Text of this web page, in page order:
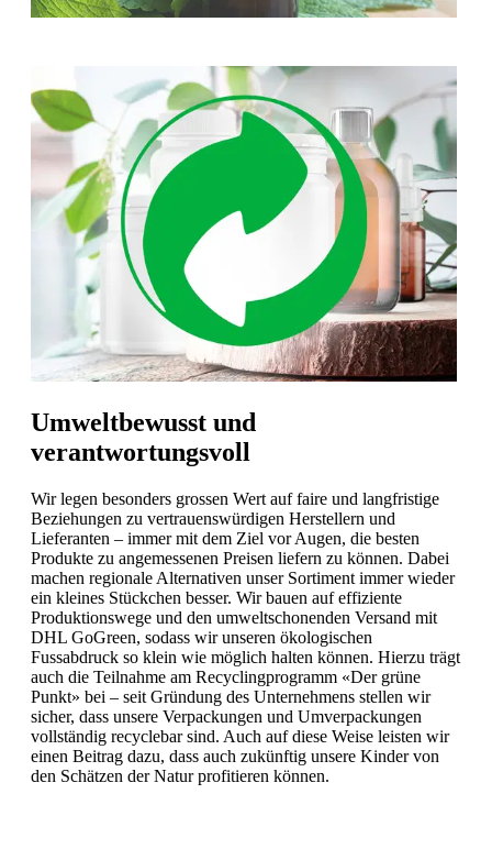
Umweltbewusst und
verantwortungsvoll
Wir legen besonders grossen Wert auf faire und langfristige
Beziehungen zu vertrauenswürdigen Herstellern und
Lieferanten – immer mit dem Ziel vor Augen, die besten
Produkte zu angemessenen Preisen liefern zu können. Dabei
machen regionale Alternativen unser Sortiment immer wieder
ein kleines Stückchen besser. Wir bauen auf effiziente
Produktionswege und den umweltschonenden Versand mit
DHL GoGreen, sodass wir unseren ökologischen
Fussabdruck so klein wie möglich halten können. Hierzu trägt
auch die Teilnahme am Recyclingprogramm «Der grüne
Punkt» bei – seit Gründung des Unternehmens stellen wir
sicher, dass unsere Verpackungen und Umverpackungen
vollständig recyclebar sind. Auch auf diese Weise leisten wir
einen Beitrag dazu, dass auch zukünftig unsere Kinder von
den Schätzen der Natur profitieren können.